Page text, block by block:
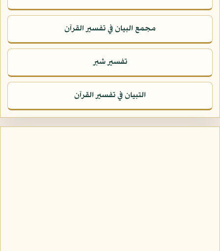
مجمع البيان في تفسير القرآن
تفسير شبر
التبيان في تفسير القرآن